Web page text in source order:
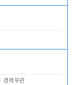
경력무관